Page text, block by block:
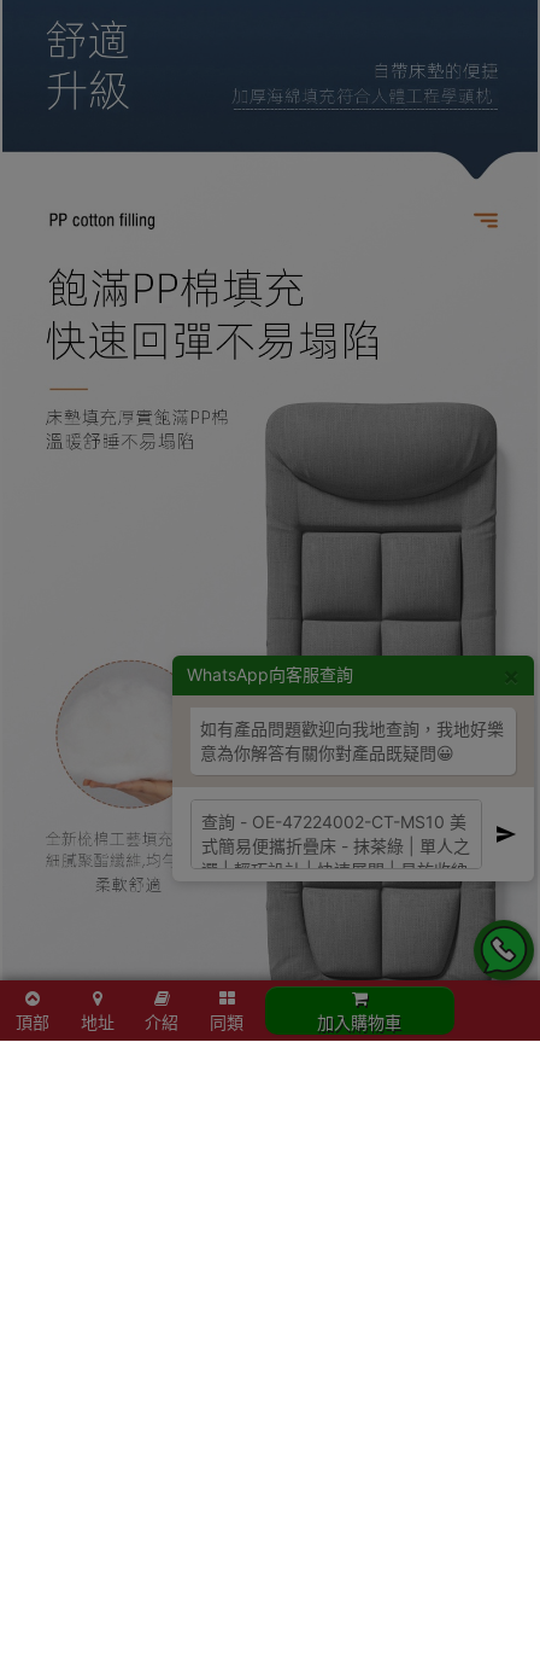
WhatsApp向客服查詢
如有產品問題歡迎向我地查詢，我地好樂
意為你解答有關你對產品既疑問😀
頂部 地址 介紹 同類 加入購物車